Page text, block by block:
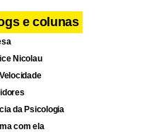
e colunas
Nicolau
da Psicologia
com ela